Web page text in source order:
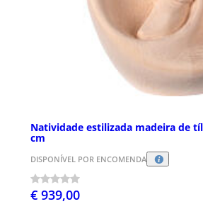
Natividade estilizada madeira de
cm
DISPONÍVEL POR ENCOMENDA
€ 939,00